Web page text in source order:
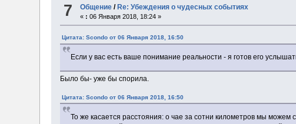
7 Общение / Re: Убеждения о чудесных событиях
« : 06 Января 2018, 18:24 »
Цитата: Scondo от 06 Января 2018, 16:50
Если у вас есть ваше понимание реальности - я готов его
Было бы- уже бы спорила.
Цитата: Scondo от 06 Января 2018, 16:50
То же касается расстояния: о чае за сотни километров мы можем